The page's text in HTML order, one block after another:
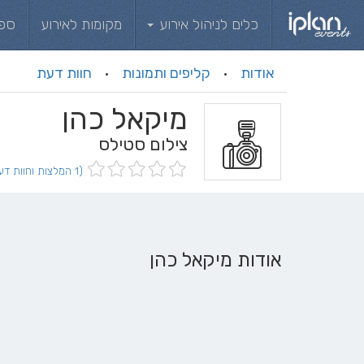
כלים לניהול אירוע מקומות לאירוע
אודות · קליפים ותמונות · חוות דעת
מיקאל כהן
צילום סטילס
(1 המלצות וחוות דעת)
אודות מיקאל כהן